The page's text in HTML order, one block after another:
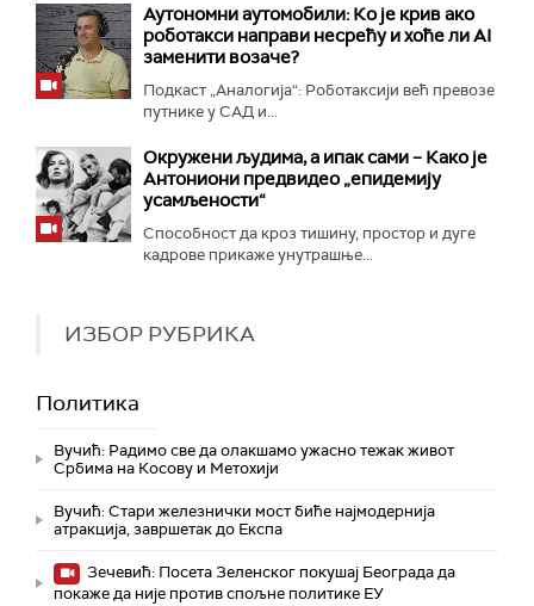
Аутономни аутомобили: Ко је крив ако
роботакси направи несрећу и хоће ли AI
заменити возаче?
Подкаст „Аналогија“: Роботаксији већ превозе
путнике у САД и...
Окружени људима, а ипак сами – Како је
Антониони предвидео „епидемију
усамљености“
Способност да кроз тишину, простор и дуге
кадрове прикаже унутрашње...
ИЗБОР РУБРИКА
Политика
Вучић: Радимо све да олакшамо ужасно тежак живот
Србима на Косову и Метохији
Вучић: Стари железнички мост биће најмодернија
атракција, завршетак до Експа
Зечевић: Посета Зеленског покушај Београда да
покаже да није против спољне политике ЕУ